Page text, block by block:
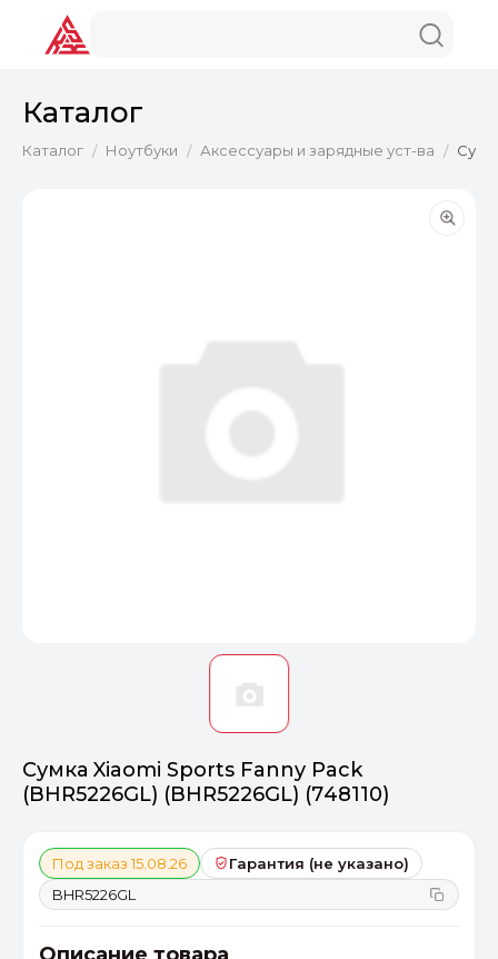
Каталог
Каталог / Ноутбуки / Аксессуары и зарядные уст-ва /
Сумка Xiaomi Sports Fanny Pack
(BHR5226GL) (BHR5226GL) (748110)
Под заказ 15.08.26
Гарантия (не указано)
BHR5226GL